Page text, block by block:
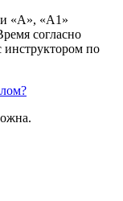
«A», «A1»
согласно
инструктором по